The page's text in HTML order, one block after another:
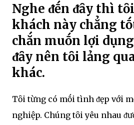
Nghe ᵭḗn ᵭȃy thì
khách này chẳng
chắn muṓn lợi
ᵭȃy nên tȏi lảng
khác.
Tȏi từng có mṓi tình ᵭẹp với
nghiệp. Chúng tȏi yêu nhau